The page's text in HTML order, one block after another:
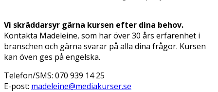
Vi skräddarsyr gärna kursen efter dina behov.
Kontakta Madeleine, som har över 30 års erfarenhet i
branschen och gärna svarar på alla dina frågor. Kursen
kan öven ges på engelska.
Telefon/SMS: 070 939 14 25
E-post: madeleine@mediakurser.se